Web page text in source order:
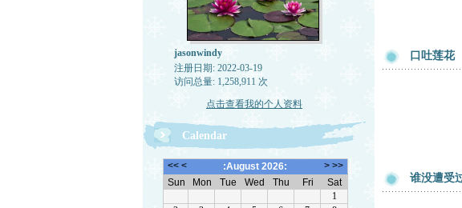
jasonwindy
注册日期: 2022-03-19
访问总量: 1,258,911 次
点击查看我的个人资料
Calendar
口吐莲花
谁没遭受